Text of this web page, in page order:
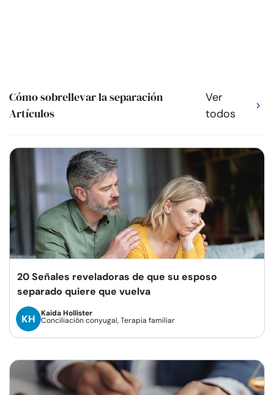
Cómo sobrellevar la separación
Artículos
Ver
todos
20 Señales reveladoras de que su esposo
separado quiere que vuelva
Kaida Hollister
Conciliación conyugal, Terapia familiar